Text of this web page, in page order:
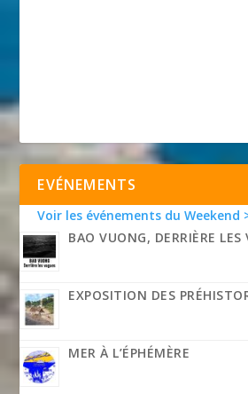
EVÉNEMENTS
Voir les événements du Weekend
BAO VUONG, DERRIÈRE LES
EXPOSITION DES
MER À L’ÉPHÉMÈRE